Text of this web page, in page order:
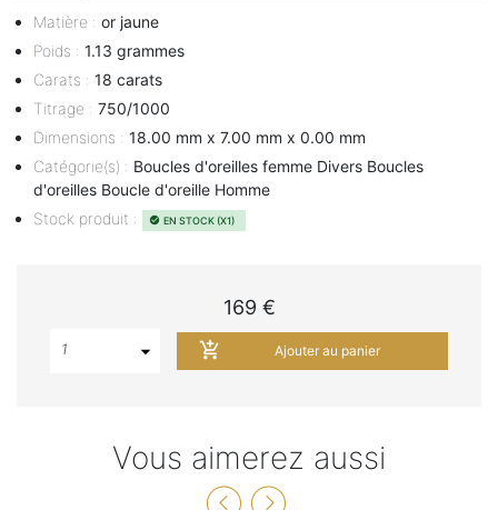
Matière : or jaune
Poids : 1.13 grammes
Carats : 18 carats
Titrage : 750/1000
Dimensions : 18.00 mm x 7.00 mm x 0.00 mm
Catégorie(s) : Boucles d'oreilles femme Divers Boucles
d'oreilles Boucle d'oreille Homme
Stock produit : check_circle EN STOCK (X1)
169 €
1 Ajouter au panier
add_shopping_cart
Vous aimerez aussi